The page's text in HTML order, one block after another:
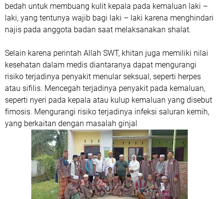
bedah untuk membuang kulit kepala pada kemaluan laki –
laki, yang tentunya wajib bagi laki – laki karena menghindari
najis pada anggota badan saat melaksanakan shalat.
Selain karena perintah Allah SWT, khitan juga memiliki nilai
kesehatan dalam medis diantaranya dapat mengurangi
risiko terjadinya penyakit menular seksual, seperti herpes
atau sifilis. Mencegah terjadinya penyakit pada kemaluan,
seperti nyeri pada kepala atau kulup kemaluan yang disebut
fimosis. Mengurangi risiko terjadinya infeksi saluran kemih,
yang berkaitan dengan masalah ginjal